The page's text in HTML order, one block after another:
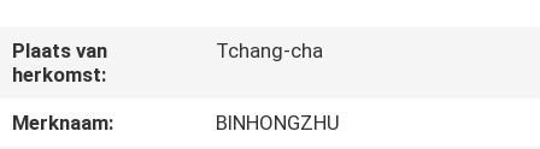
ONS
FABRIEKSREIS
Plaats van
herkomst:
Tchang-cha
Merknaam:
BINHONGZHU